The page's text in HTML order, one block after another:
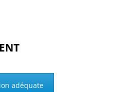
adéquate